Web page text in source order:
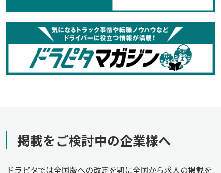
掲載をご検討中の企業様へ
ドラピタでは全国版への改定を期に全国から求人の掲載を